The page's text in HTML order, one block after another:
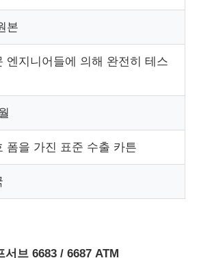
본
엔지니어들에 의해 완전히 테스
폼을 가진 표준 수출 카튼
서브 6683 / 6687 ATM